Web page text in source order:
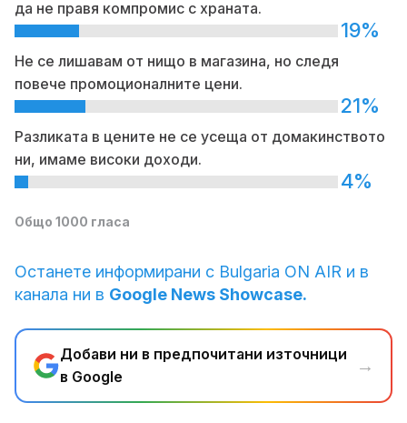
да не правя компромис с храната.
19%
Не се лишавам от нищо в магазина, но следя
повече промоционалните цени.
21%
Разликата в цените не се усеща от домакинството
ни, имаме високи доходи.
4%
Общо 1000 гласа
Останете информирани с Bulgaria ON AIR и в
канала ни в Google News Showcase.
Добави ни в предпочитани източници
в Google
→